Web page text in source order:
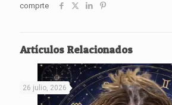
comprte
Artículos Relacionados
26 julio, 2026